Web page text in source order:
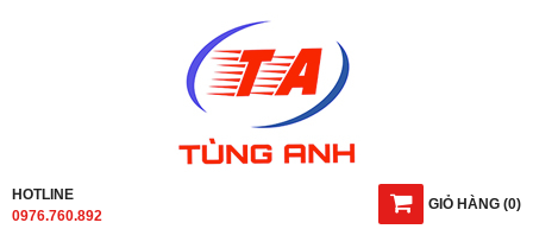
GIỎ HÀNG (0)
HOTLINE
0976.760.892